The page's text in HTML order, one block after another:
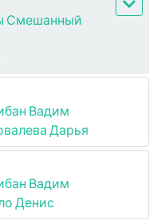
Смешанный
Вадим
Дарья
Вадим
Денис